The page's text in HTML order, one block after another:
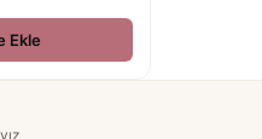
Ekle